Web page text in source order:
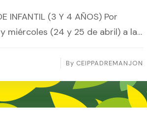
INFANTIL (3 Y 4 AÑOS) Por
miércoles (24 y 25 de abril) a la…
By CEIPPADREMANJON